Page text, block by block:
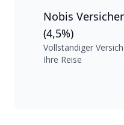
Nobis
(4,5%)
Vollständiger
Ihre Reise